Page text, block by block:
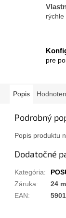
rýchle
pre
Popis
Podrobný
Popis produktu
Dodatočné
Kategória:
Záruka:
24
EAN: